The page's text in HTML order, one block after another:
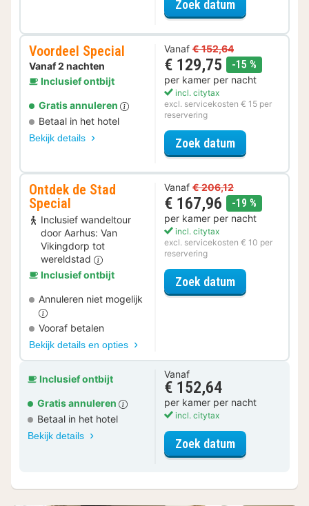
Zoek datumvoor Voordeel
Voordeel Special
Vanaf 2 nachten
Inclusief ontbijt
Gratis annuleren
Betaal in het hotel
Bekijk details
Vanaf € 152,64
€ 129,75 -15 %
per kamer per nacht
incl. citytax
excl. servicekosten € 15 per
reservering
Zoek datumvoor Voordeel
Ontdek de Stad
Special
Inclusief wandeltour
door Aarhus: Van
Vikingdorp tot
wereldstad
Inclusief ontbijt
Annuleren niet mogelijk
Vooraf betalen
Bekijk details en opties
Vanaf € 206,12
€ 167,96 -19 %
per kamer per nacht
incl. citytax
excl. servicekosten € 10 per
reservering
Zoek datumvoor Ontdek
Inclusief ontbijt
Gratis annuleren
Betaal in het hotel
Bekijk details
Vanaf
€ 152,64
per kamer per nacht
incl. citytax
Zoek datumvoor